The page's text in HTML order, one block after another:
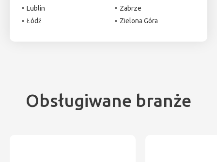
Lublin
Łódź
Zabrze
Zielona Góra
Obsługiwane branże